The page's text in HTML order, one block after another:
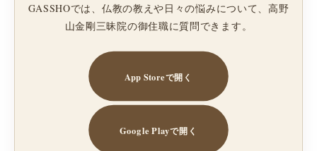
GASSHOでは、仏教の教えや日々の悩みについて、高野
山金剛三昧院の御住職に質問できます。
App Storeで開く
Google Playで開く